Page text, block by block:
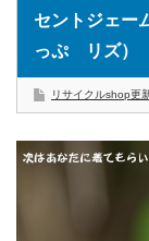
セントジェー
っぷ リズ）
リサイクルshop更